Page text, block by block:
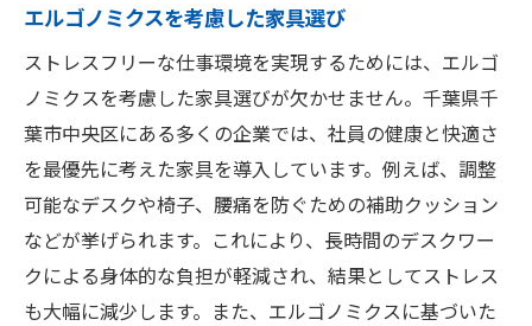
エルゴノミクスを考慮した家具選び
ストレスフリーな仕事環境を実現するためには、エルゴ
ノミクスを考慮した家具選びが欠かせません。千葉県千
葉市中央区にある多くの企業では、社員の健康と快適さ
を最優先に考えた家具を導入しています。例えば、調整
可能なデスクや椅子、腰痛を防ぐための補助クッション
などが挙げられます。これにより、長時間のデスクワー
クによる身体的な負担が軽減され、結果としてストレス
も大幅に減少します。また、エルゴノミクスに基づいた